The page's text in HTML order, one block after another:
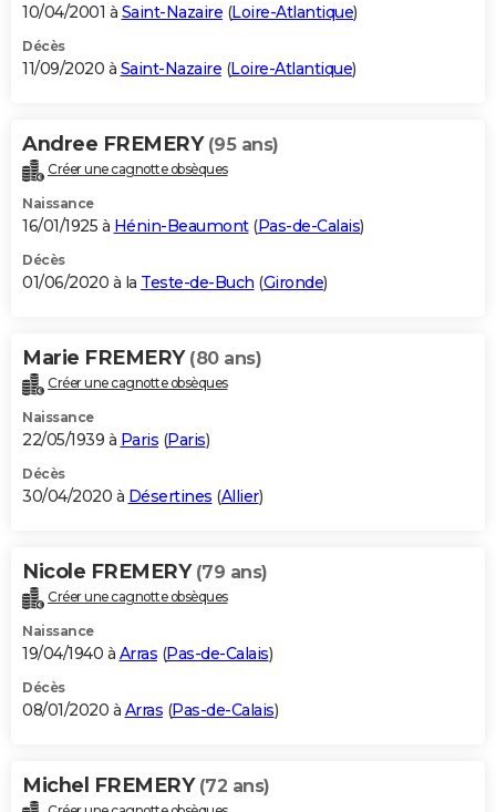
10/04/2001 à Saint-Nazaire (Loire-Atlantique)
Décès
11/09/2020 à Saint-Nazaire (Loire-Atlantique)
Andree FREMERY (95 ans)
Créer une cagnotte obsèques
Naissance
16/01/1925 à Hénin-Beaumont(Pas-de-Calais)
Décès
01/06/2020 à la Teste-de-Buch (Gironde)
Marie FREMERY (80 ans)
Créer une cagnotte obsèques
Naissance
22/05/1939 à Paris (Paris)
Décès
30/04/2020 à Désertines (Allier)
Nicole FREMERY (79 ans)
Créer une cagnotte obsèques
Naissance
19/04/1940 à Arras (Pas-de-Calais)
Décès
08/01/2020 à Arras (Pas-de-Calais)
Michel FREMERY (72 ans)